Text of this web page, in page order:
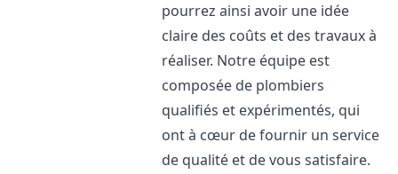
pourrez ainsi avoir une idée
claire des coûts et des travaux à
réaliser. Notre équipe est
composée de plombiers
qualifiés et expérimentés, qui
ont à cœur de fournir un service
de qualité et de vous satisfaire.